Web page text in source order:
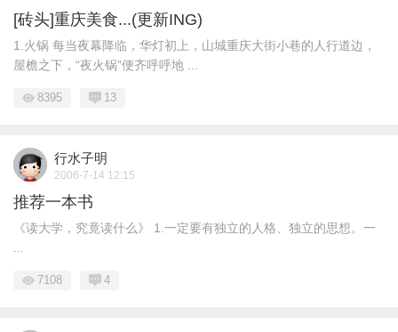
[砖头]重庆美食...(更新ING)
1.火锅 每当夜幕降临，华灯初上，山城重庆大街小巷的人行道边，
屋檐之下，“夜火锅”便齐呼呼地 ...
8395 13
行水子明
2006-7-14 12:15
推荐一本书
《读大学，究竟读什么》 1.一定要有独立的人格、独立的思想。一
7108 4